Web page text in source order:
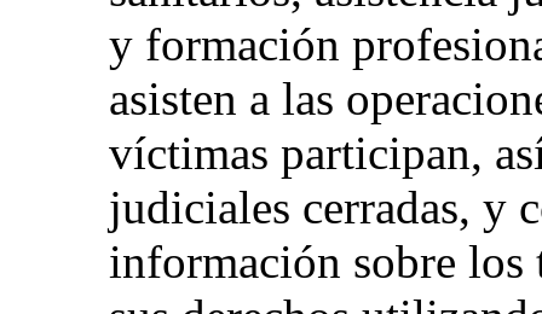
y formación
asisten a las
víctimas participan,
judiciales cerradas, y
información sobre los